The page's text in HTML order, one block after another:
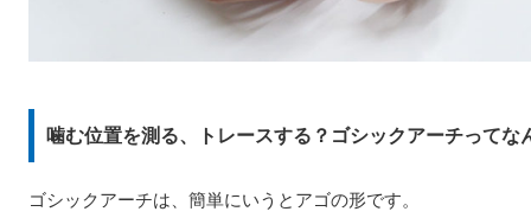
噛む位置を測る、トレースする？ゴシックアーチってな
ゴシックアーチは、簡単にいうとアゴの形です。